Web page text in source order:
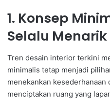
1. Konsep
Selalu Menarik
Tren desain interior terkini
minimalis tetap menjadi
menekankan
menciptakan ruang yang